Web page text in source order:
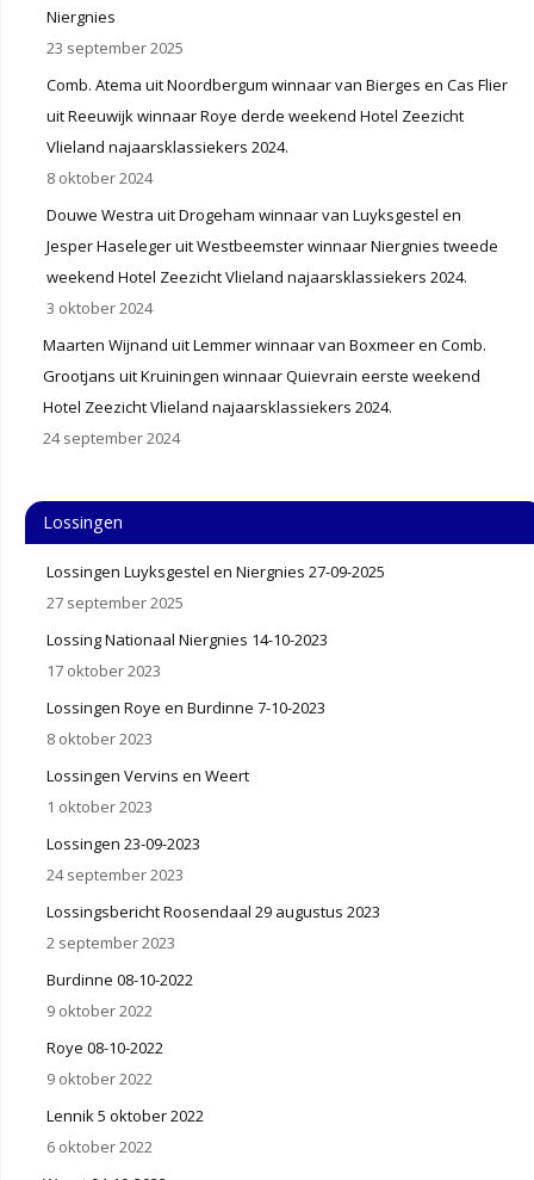
Niergnies
23 september 2025
Comb. Atema uit Noordbergum winnaar van Bierges en Cas Flier
uit Reeuwijk winnaar Roye derde weekend Hotel Zeezicht
Vlieland najaarsklassiekers 2024.
8 oktober 2024
Douwe Westra uit Drogeham winnaar van Luyksgestel en
Jesper Haseleger uit Westbeemster winnaar Niergnies tweede
weekend Hotel Zeezicht Vlieland najaarsklassiekers 2024.
3 oktober 2024
Maarten Wijnand uit Lemmer winnaar van Boxmeer en Comb.
Grootjans uit Kruiningen winnaar Quievrain eerste weekend
Hotel Zeezicht Vlieland najaarsklassiekers 2024.
24 september 2024
Lossingen
Lossingen Luyksgestel en Niergnies 27-09-2025
27 september 2025
Lossing Nationaal Niergnies 14-10-2023
17 oktober 2023
Lossingen Roye en Burdinne 7-10-2023
8 oktober 2023
Lossingen Vervins en Weert
1 oktober 2023
Lossingen 23-09-2023
24 september 2023
Lossingsbericht Roosendaal 29 augustus 2023
2 september 2023
Burdinne 08-10-2022
9 oktober 2022
Roye 08-10-2022
9 oktober 2022
Lennik 5 oktober 2022
6 oktober 2022